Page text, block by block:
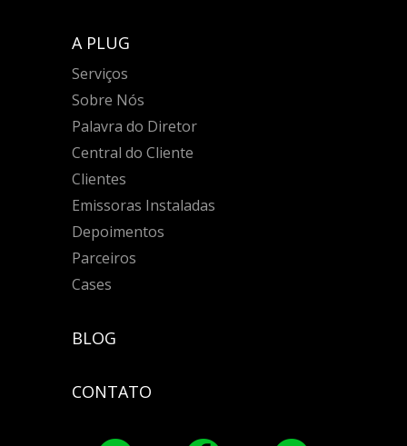
A PLUG
Serviços
Sobre Nós
Palavra do Diretor
Central do Cliente
Clientes
Emissoras Instaladas
Depoimentos
Parceiros
Cases
BLOG
CONTATO